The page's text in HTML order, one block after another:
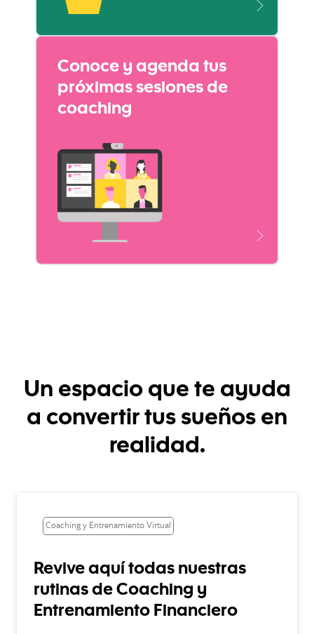
Conoce y agenda tus
próximas sesiones de
coaching
Un espacio que te ayuda
a convertir tus sueños en
realidad.
Coaching y Entrenamiento Virtual
Revive aquí todas nuestras
rutinas de Coaching y
Entrenamiento Financiero